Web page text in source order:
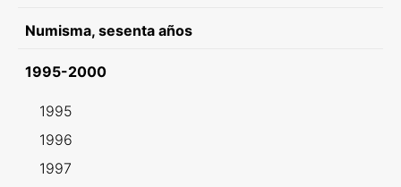
Numisma, sesenta años
1995-2000
1995
1996
1997